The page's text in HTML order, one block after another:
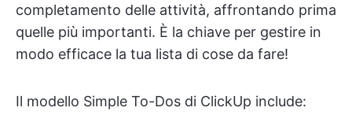
completamento delle attività, affrontando prima
quelle più importanti. È la chiave per gestire in
modo efficace la tua lista di cose da fare!
Il modello Simple To-Dos di ClickUp include: